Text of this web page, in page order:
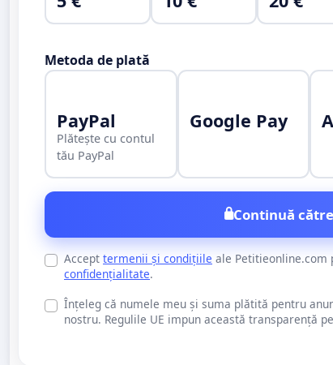
Metoda de plată
PayPal
Plătește cu contul
tău PayPal
Google Pay
Continuă
Accept termenii și condițiile ale Petitieonline.com
confidențialitate.
Înțeleg că numele meu și suma plătită pentru
nostru. Regulile UE impun această transparență